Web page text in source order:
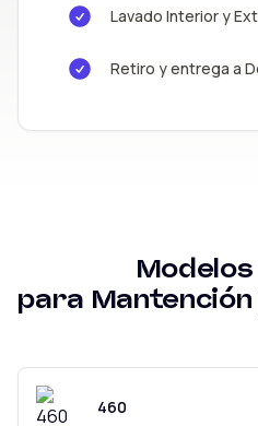
Lavado Interior y
Retiro y entrega a
Modelos
para
460